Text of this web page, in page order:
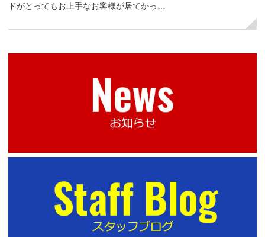
ドがとってもお上手なお客様が居てかっ…